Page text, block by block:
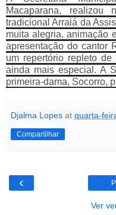
Macaparana,
tradicional Arraiá da
muita alegria, animação
apresentação do cantor
um repertório repleto
ainda mais especial. A
primeira-dama, Socorro,
Djalma Lopes at quarta-
Compartilhar
‹
Ver